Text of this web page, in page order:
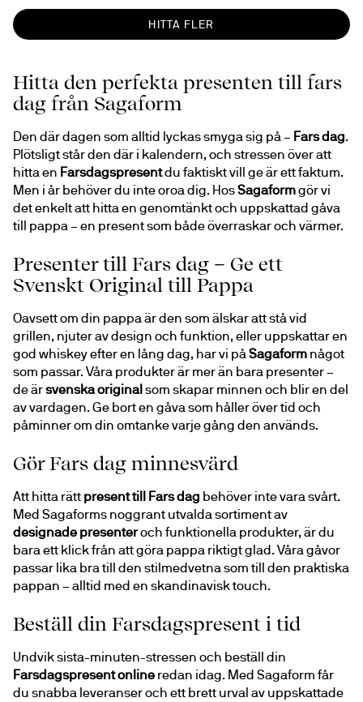
HITTA FLER
Hitta den perfekta presenten till fars
dag från Sagaform
Den där dagen som alltid lyckas smyga sig på – Fars dag.
Plötsligt står den där i kalendern, och stressen över att
hitta en Farsdagspresent du faktiskt vill ge är ett faktum.
Men i år behöver du inte oroa dig. Hos Sagaform gör vi
det enkelt att hitta en genomtänkt och uppskattad gåva
till pappa – en present som både överraskar och värmer.
Presenter till Fars dag – Ge ett
Svenskt Original till Pappa
Oavsett om din pappa är den som älskar att stå vid
grillen, njuter av design och funktion, eller uppskattar en
god whiskey efter en lång dag, har vi på Sagaform något
som passar. Våra produkter är mer än bara presenter –
de är svenska original som skapar minnen och blir en del
av vardagen. Ge bort en gåva som håller över tid och
påminner om din omtanke varje gång den används.
Gör Fars dag minnesvärd
Att hitta rätt present till Fars dag behöver inte vara svårt.
designade presenter och funktionella produkter, är du
bara ett klick från att göra pappa riktigt glad. Våra gåvor
passar lika bra till den stilmedvetna som till den praktiska
pappan – alltid med en skandinavisk touch.
Beställ din Farsdagspresent i tid
Farsdagspresent online redan idag. Med Sagaform får
du snabba leveranser och ett brett urval av uppskattade